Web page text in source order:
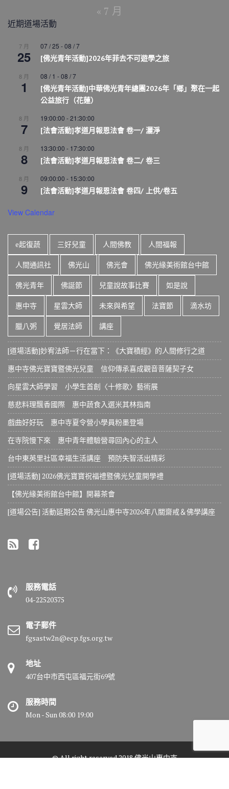
« 7 月
近期道場活動
7 月
25
07 / 25 -08 / 7
[佛光青年活動]2026年菲去不可遊學之旅
8 月
1
08 / 1 -08 / 7
[佛光青年活動]中華佛光青年總團2026年「鄉」聚在一起
公益旅行（花蓮）
8 月
7
19:00:00 -21:30:00
[法會活動]孝道月報恩法會 卷一/ 灑淨
8 月
8
13:30:00 - 17:30:00
[法會活動]孝道月報恩法會 卷二/ 卷三
8 月
9
09:00:00 - 15:30:00
[法會活動]孝道月報恩法會 卷四/ 上供/卷五
View Calendar
e起復蔬 三好兒童 人間佛教 人間福報
人間通訊社 佛光山 佛光會 佛光緣美術館台中館
佛光青年 佛誕節 兒童說故事比賽 如是說
惠中寺 星雲大師 未來與希望 法寶節 滴水坊
臘八粥 覺居法師 講座
[道場活動]妙宥法師－行在當下：《大寶積經》的人間修行之道
惠中寺佛光寶寶暨佛光兒童 信仰傳承喜成觀音菩薩契子女
向星雲大師學習 小學生首創〈十修歌〉藝術展
慈悲料理飄香國際 惠中蔬食入選米其林指南
戲曲好好玩 惠中寺夏令營小學員粉墨登場
在寺院慢下來 惠中青年體驗營尋回內心的主人
台中東英里社區幸福生活講座 預防失智活出精彩
[道場活動] 2026佛光寶寶祝福禮暨佛光兒童開學禮
【佛光緣美術館台中館】開幕茶會
[道場公告] 活動延期公告 佛光山惠中寺2026年八關齋戒＆佛學講座
服務電話
04-22520375
電子郵件
fgsastw2n@ecp.fgs.org.tw
地址
407台中市西屯區福元街69號
服務時間
Mon - Sun 08:00 19:00
© All right reserved 2018 佛光山惠中寺